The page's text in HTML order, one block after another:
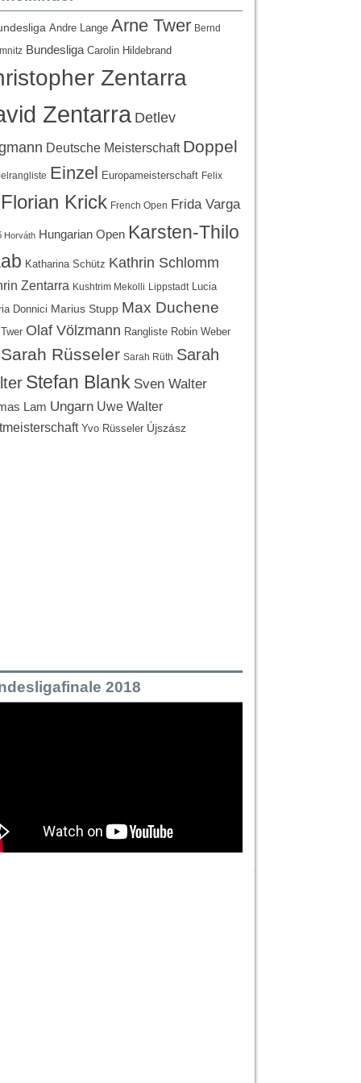
Andre Lange Arne Twer Bernd
Bundesliga Carolin Hildebrand
Zentarra
Zentarra Detlev
Deutsche Meisterschaft Doppel
Einzel Europameisterschaft Felix
Florian Krick French Open Frida Varga
Horváth Hungarian Open Karsten-Thilo
Katharina Schütz Kathrin Schlomm
Zentarra Kushtrim Mekolli Lippstadt
Lucia
Donnici Marius Stupp Max Duchene
Olaf Völzmann Rangliste Robin Weber
Sarah Rüsseler Sarah Rüth Sarah
Stefan Blank Sven Walter
Lam Ungarn Uwe Walter
Yvo Rüsseler Újszász
2018